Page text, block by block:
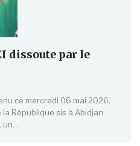
dissoute par le
ce mercredi 06 mai 2026,
République sis à Abidjan